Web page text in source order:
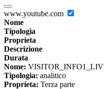
www.youtube.com
Nome
Tipologia
Proprieta
Descrizione
Durata
Nome:
Tipologia: analitico
Proprieta: Terza parte